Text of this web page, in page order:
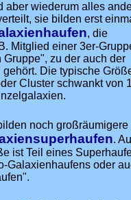
aber wiederum alles
sie bilden erst
, die
Mitglied einer 3er-
zu der auch der
Die typische
Cluster schwankt von
noch großräumigere
.
ist Teil eines
Galaxienhaufens oder